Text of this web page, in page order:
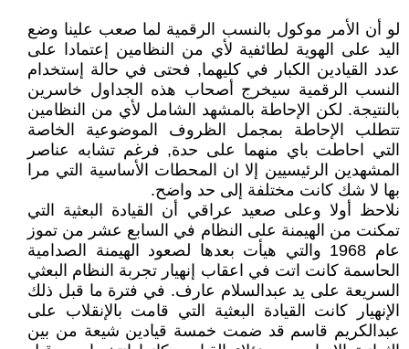
لو أن الأمر موكول بالنسب الرقمية لما صعب علينا وضع
اليد على الهوية لطائفية لأي من النظامين إعتمادا على
عدد القيادين الكبار في كليهما, فحتى في حالة إستخدام
النسب الرقمية سيخرج أصحاب هذه الجداول خاسرين
بالنتيجة. لكن الإحاطة بالمشهد الشامل لأي من النظامين
تتطلب الإحاطة بمجمل الظروف الموضوعية الخاصة
التي احاطت باي منهما على حدة, فرغم تشابه عناصر
المشهدين الرئيسيين إلا ان المحطات الأساسية التي مرا
بها لا شك كانت مختلفة إلى حد واضح.
نلاحظ أولا وعلى صعيد عراقي أن القيادة البعثية التي
تمكنت من الهيمنة على النظام في السابع عشر من تموز
عام 1968 والتي هيأت بعدها لصعود الهيمنة الصدامية
الحاسمة كانت اتت في اعقاب إنهيار تجربة النظام البعثي
السريعة على يد عبدالسلام عارف. في فترة ما قبل ذلك
الإنهيار كانت القيادة البعثية التي قامت بالإنقلاب على
عبدالكريم قاسم قد ضمت خمسة قيادين شيعة من بين